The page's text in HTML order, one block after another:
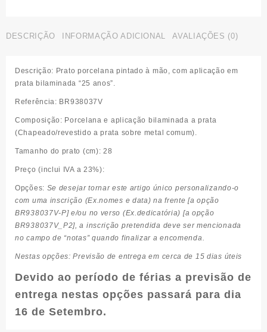
DESCRIÇÃO INFORMAÇÃO ADICIONAL AVALIAÇÕES (0)
Descrição: Prato porcelana pintado à mão, com aplicação em
prata bilaminada “25 anos”.
Referência: BR938037V
Composição: Porcelana e aplicação bilaminada a prata
(Chapeado/revestido a prata sobre metal comum).
Tamanho do prato (cm): 28
Preço (inclui IVA a 23%):
Opções: Se desejar tornar este artigo único personalizando-o
com uma inscrição (Ex.nomes e data) na frente [a opção
BR938037V-P] e/ou no verso (Ex.dedicatória) [a opção
BR938037V_P2], a inscrição pretendida deve ser mencionada
no campo de “notas” quando finalizar a encomenda.
Nestas opções: Previsão de entrega em cerca de 15 dias úteis
Devido ao período de férias a previsão de
entrega nestas opções passará para dia
16 de Setembro.